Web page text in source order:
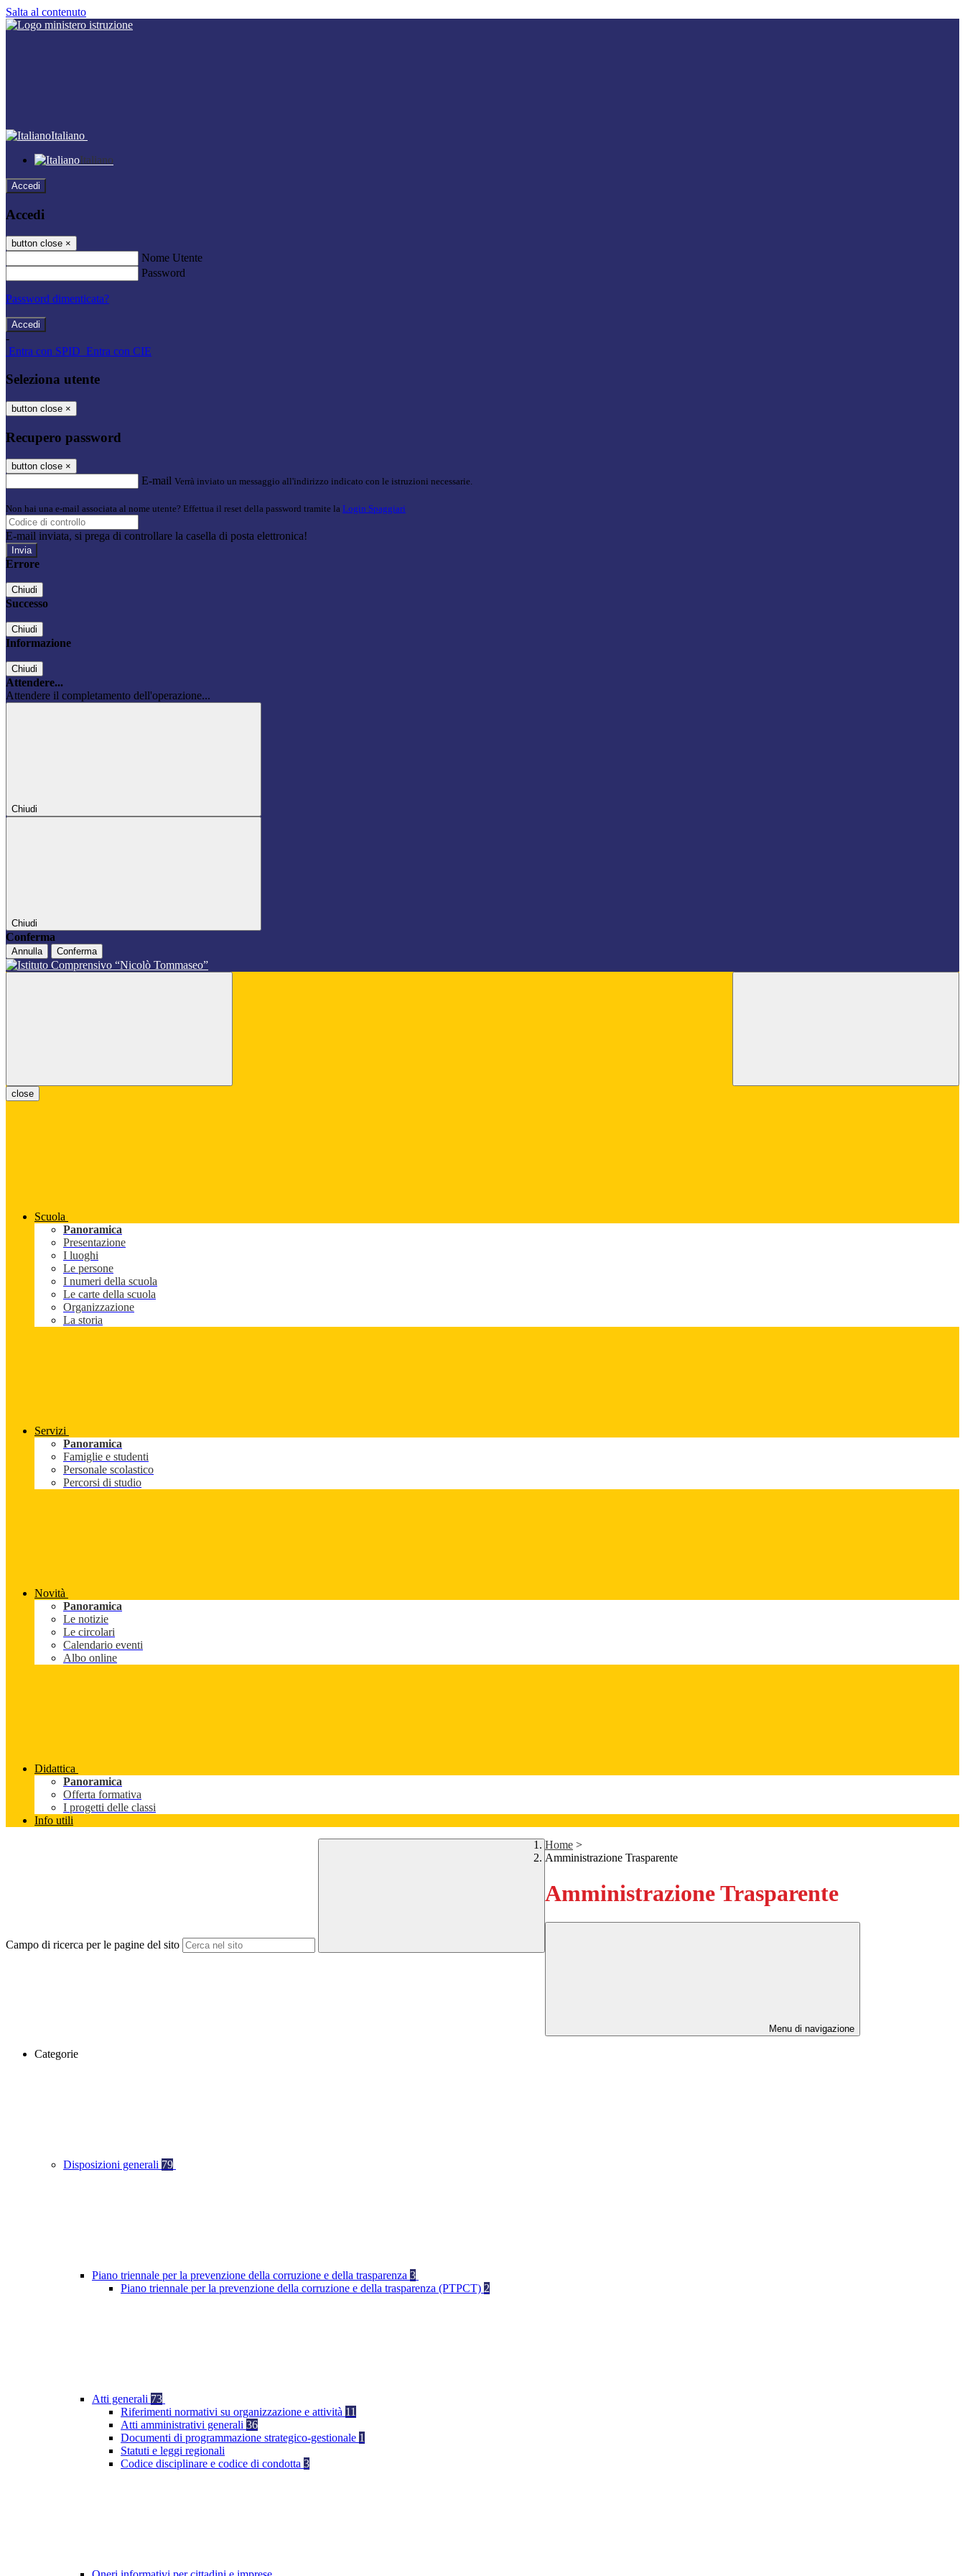
Salta al contenuto
Italiano
Italiano
Accedi
Accedi
button close ×
Nome Utente
Password
Password dimenticata?
-
Entra con SPID Entra con CIE
Seleziona utente
button close ×
Recupero password
button close ×
E-mail Verrà inviato un messaggio all'indirizzo indicato con le istruzioni necessarie.
Non hai una e-mail associata al nome utente? Effettua il reset della password tramite la Login Spaggiari
E-mail inviata, si prega di controllare la casella di posta elettronica!
Errore
Chiudi
Successo
Chiudi
Informazione
Chiudi
Attendere...
Attendere il completamento dell'operazione...
Chiudi
Chiudi
Conferma
Annulla Conferma
close
Scuola
Panoramica
Presentazione
I luoghi
Le persone
I numeri della scuola
Le carte della scuola
Organizzazione
La storia
Servizi
Panoramica
Famiglie e studenti
Personale scolastico
Percorsi di studio
Novità
Panoramica
Le notizie
Le circolari
Calendario eventi
Albo online
Didattica
Panoramica
Offerta formativa
I progetti delle classi
Info utili
Campo di ricerca per le pagine del sito
Home >
Amministrazione Trasparente
Amministrazione Trasparente
Menu di navigazione
Categorie
Disposizioni generali 79
Piano triennale per la prevenzione della corruzione e della trasparenza 3
Piano triennale per la prevenzione della corruzione e della trasparenza (PTPCT) 2
Atti generali 73
Riferimenti normativi su organizzazione e attività 11
Atti amministrativi generali 36
Documenti di programmazione strategico-gestionale 1
Statuti e leggi regionali
Codice disciplinare e codice di condotta 3